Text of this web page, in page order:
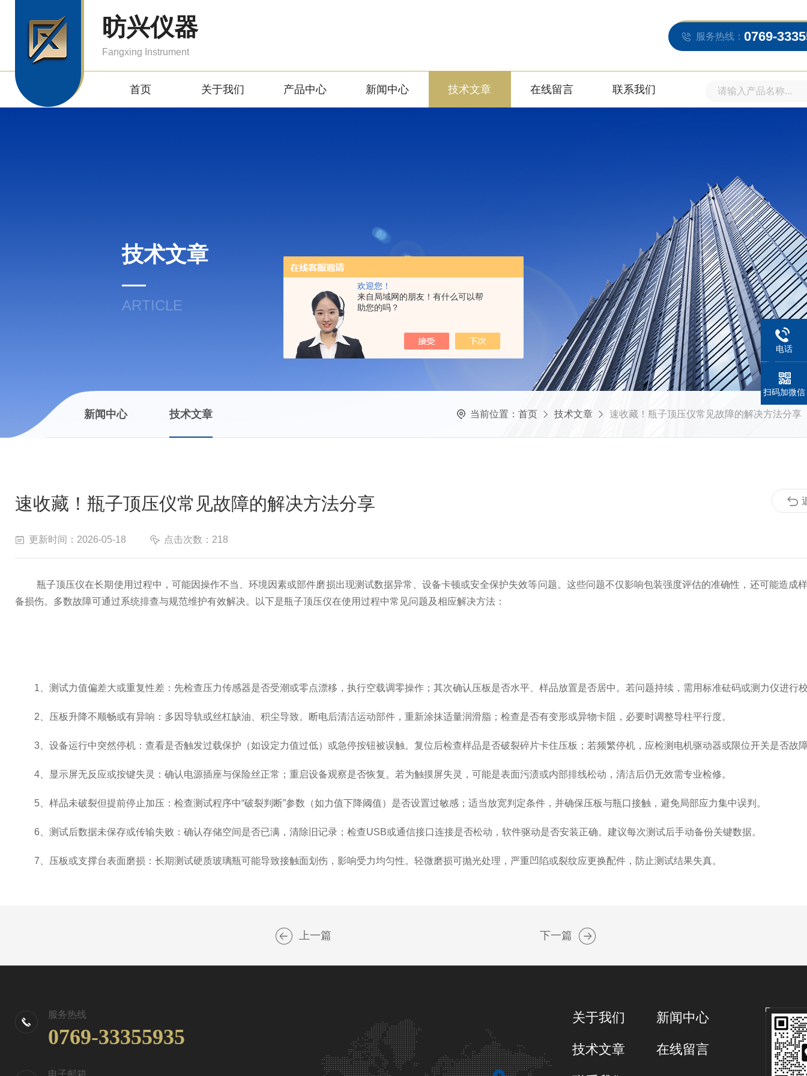
欢迎您！
来自局域网的朋友！有什么可以帮
助您的吗？
昉兴仪器
Fangxing Instrument
服务热线： 0769-
首页 关于我们 产品中心 新闻中心 技术文章 在线留言 联系我们
技术文章
ARTICLE
新闻中心 技术文章 当前位置： 首页 技术文章 速收藏！瓶子顶压仪常见故障的解决方法分享
速收藏！瓶子顶压仪常见故障的解决方法分享
更新时间：2026-05-18 点击次数：218
瓶子顶压仪在长期使用过程中，可能因操作不当、环境因素或部件磨损出现测试数据异常、设备卡顿或安全保护失效等问题。这些问题不仅影响包装强度评估的准确性，还可能造成
备损伤。多数故障可通过系统排查与规范维护有效解决。以下是瓶子顶压仪在使用过程中常见问题及相应解决方法：
1、测试力值偏差大或重复性差：先检查压力传感器是否受潮或零点漂移，执行空载调零操作；其次确认压板是否水平、样品放置是否居中。若问题持续，需用标准砝码或测力仪进行
2、压板升降不顺畅或有异响：多因导轨或丝杠缺油、积尘导致。断电后清洁运动部件，重新涂抹适量润滑脂；检查是否有变形或异物卡阻，必要时调整导柱平行度。
3、设备运行中突然停机：查看是否触发过载保护（如设定力值过低）或急停按钮被误触。复位后检查样品是否破裂碎片卡住压板；若频繁停机，应检测电机驱动器或限位开关是否故
4、显示屏无反应或按键失灵：确认电源插座与保险丝正常；重启设备观察是否恢复。若为触摸屏失灵，可能是表面污渍或内部排线松动，清洁后仍无效需专业检修。
5、样品未破裂但提前停止加压：检查测试程序中“破裂判断”参数（如力值下降阈值）是否设置过敏感；适当放宽判定条件，并确保压板与瓶口接触，避免局部应力集中误判。
6、测试后数据未保存或传输失败：确认存储空间是否已满，清除旧记录；检查USB或通信接口连接是否松动，软件驱动是否安装正确。建议每次测试后手动备份关键数据。
7、压板或支撑台表面磨损：长期测试硬质玻璃瓶可能导致接触面划伤，影响受力均匀性。轻微磨损可抛光处理，严重凹陷或裂纹应更换配件，防止测试结果失真。
上一篇 下一篇
服务热线
0769-33355935
电子邮箱
关于我们 新闻中心
技术文章 在线留言
电话
扫码加微信